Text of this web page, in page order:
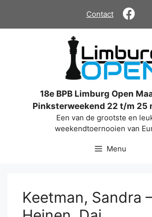
de
Contact
18e BPB Limburg Open
Pinksterweekend 22 t/m 25
Een van de grootste en
weekendtoernooien van
Menu
Keetman, Sandra